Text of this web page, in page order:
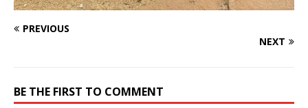
PREVIOUS
NEXT
BE THE FIRST TO COMMENT